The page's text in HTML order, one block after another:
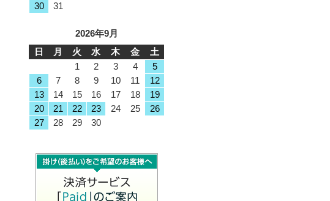
30
31
2026年9月
日
月 火 水 木 金
土
1
2 3 4
5
6
7 8 9 10 11
12
13
14 15 16 17 18
19
20
21 22 23 24 25
26
27
28 29 30